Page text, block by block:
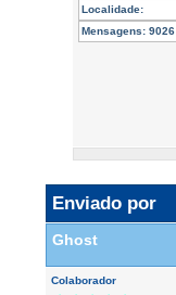
Localidade:
Mensagens: 9026
Enviado por
Ghost
Colaborador